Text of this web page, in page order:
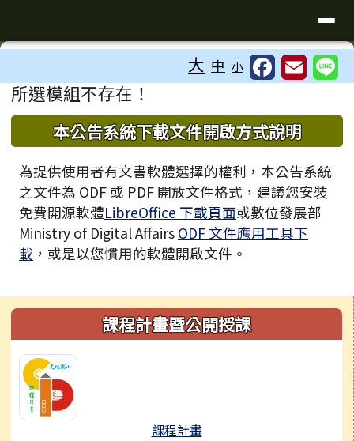
臺南市歸仁區文化國小全球資訊站
⏸
大 中 小
主內容區域
所選模組不存在！
下中區域內容
本公告系統下載文件開啟方式說明
為提供使用者有文書軟體選擇的權利，本公告系統
之文件為 ODF 或 PDF 開放文件格式，建議您安裝
免費開源軟體LibreOffice 下載頁面或數位發展部
Ministry of Digital Affairs ODF 文件應用工具下
載 ，或是以您慣用的軟體開啟文件。
左邊區域內容課程計畫暨公開授課
課程計畫
頁尾區域